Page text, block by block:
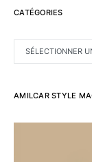
CATÉGORIES
CATÉGORIES
AMILCAR STYLE